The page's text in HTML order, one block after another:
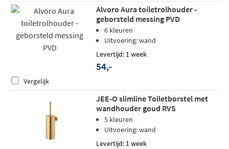
Alvoro Aura toiletrolhouder -
geborsteld messing PVD
6 kleuren
Uitvoering: wand
Levertijd: 1 week
54,-
Vergelijk
JEE-O slimline Toiletborstel met
wandhouder goud RVS
5 kleuren
Uitvoering: wand
Levertijd: 1 week